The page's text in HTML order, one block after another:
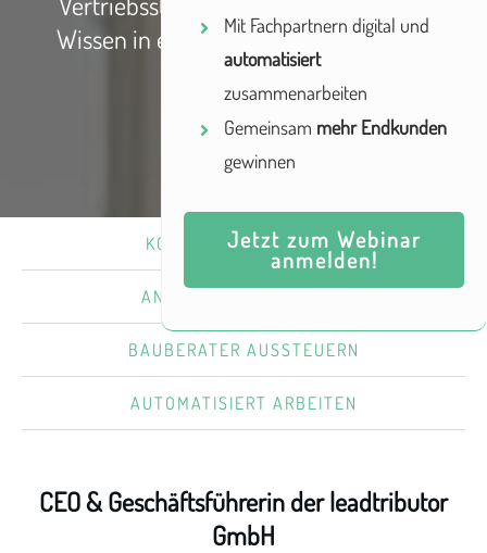
Wissen in einem Tool gebündelt - den
leadtributor
KONTAKTE VERWALTEN
ANFRAGEN BEARBEITEN
BAUBERATER AUSSTEUERN
AUTOMATISIERT ARBEITEN
CEO & Geschäftsführerin der leadtributor
GmbH
Mit Fachpartnern digital und
automatisiert
zusammenarbeiten
Gemeinsam mehr Endkunden
gewinnen
Jetzt zum Webinar
anmelden!